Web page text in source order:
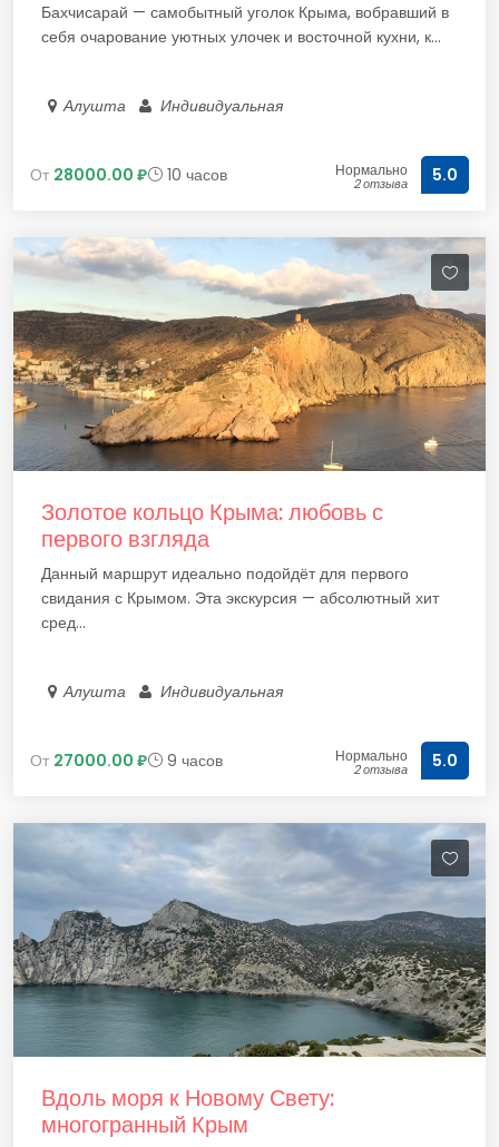
Бахчисарай — самобытный уголок Крыма, вобравший в
себя очарование уютных улочек и восточной кухни, к...
Алушта Индивидуальная
От 28000.00 ₽ 10 часов Нормально
2 отзыва 5.0
Золотое кольцо Крыма: любовь с
первого взгляда
Данный маршрут идеально подойдёт для первого
свидания с Крымом. Эта экскурсия — абсолютный хит
сред...
Алушта Индивидуальная
От 27000.00 ₽ 9 часов Нормально
2 отзыва 5.0
Вдоль моря к Новому Свету:
многогранный Крым